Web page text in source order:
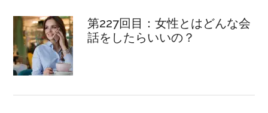
第227回目：女性とはどんな会
話をしたらいいの？